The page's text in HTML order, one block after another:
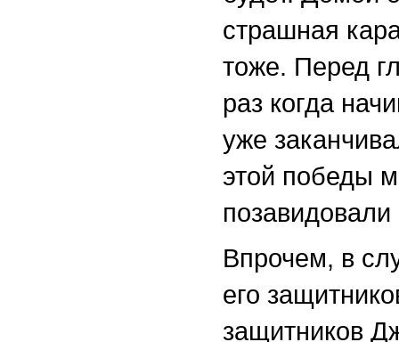
страшная
тоже. Перед
раз когда
уже
этой победы
Впрочем, в
его
защитников